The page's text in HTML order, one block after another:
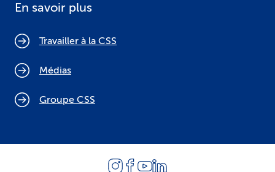
En savoir plus
Travailler à la CSS
Médias
Groupe CSS